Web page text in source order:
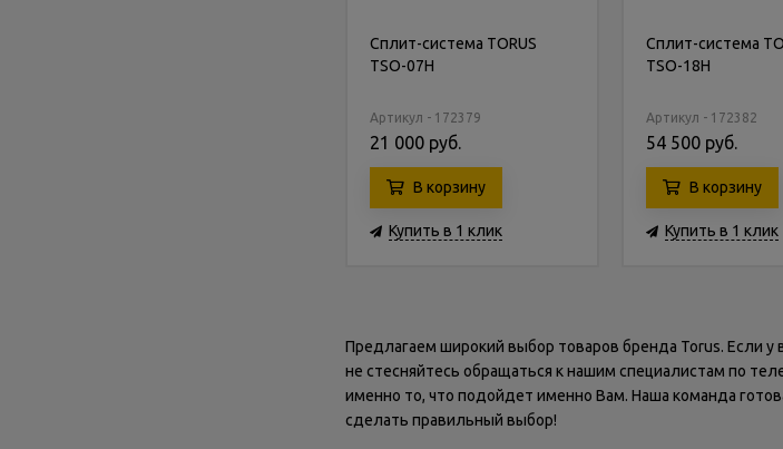
Сплит-система TORUS
TSO-07H
Артикул - 172379
21 000 руб.
В корзину
Купить в 1 клик
Сплит-система
TSO-18H
Артикул - 172382
54 500 руб.
В корзину
Купить в 1 клик
Предлагаем широкий выбор товаров бренда Torus. Если
не стесняйтесь обращаться к нашим специалистам по
именно то, что подойдет именно Вам. Наша команда
сделать правильный выбор!